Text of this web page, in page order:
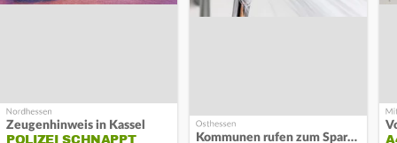
Zeugenhinweis in Kassel
Kommunen rufen zum Sparen auf